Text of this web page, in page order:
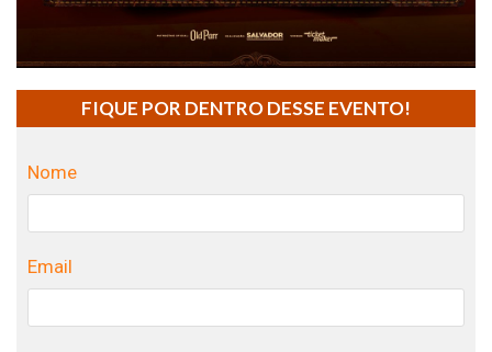
FIQUE POR DENTRO DESSE EVENTO!
Nome
Email